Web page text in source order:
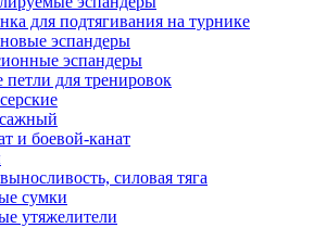
для подтягивания на турнике
эспандеры
эспандеры
петли для тренировок
и боевой-канат
силовая тяга
сумки
утяжелители